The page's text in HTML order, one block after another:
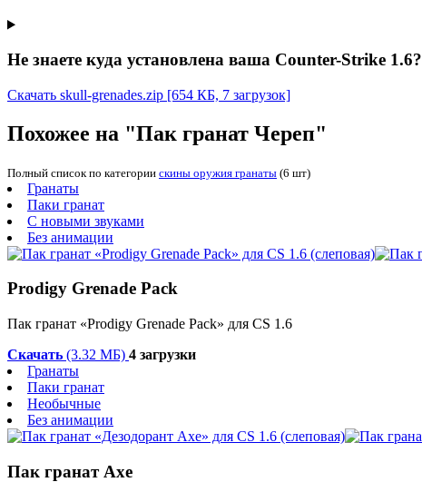
Не знаете куда установлена ваша Counter-Strike 1.6?
Скачать skull-grenades.zip [654 КБ, 7 загрузок]
Похожее на "Пак гранат Череп"
Полный список по категории скины оружия гранаты (6 шт)
Гранаты
Паки гранат
С новыми звуками
Без анимации
Prodigy Grenade Pack
Пак гранат «Prodigy Grenade Pack» для CS 1.6
Скачать (3.32 МБ) 4 загрузки
Гранаты
Паки гранат
Необычные
Без анимации
Пак гранат Axe